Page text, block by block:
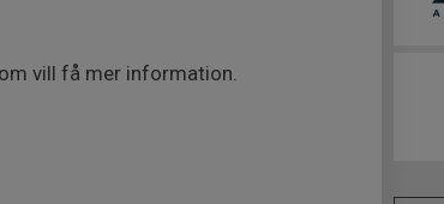
vill få mer information.